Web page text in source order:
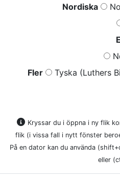
Nordiska
Fler
Tyska (Luthers
Kryssar du i öppna i ny flik
flik (i vissa fall i nytt fönster
På en dator kan du använda
eller